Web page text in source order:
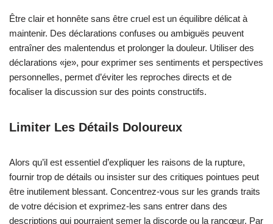
Être clair et honnête sans être cruel est un équilibre délicat à
maintenir. Des déclarations confuses ou ambiguës peuvent
entraîner des malentendus et prolonger la douleur. Utiliser des
déclarations «je», pour exprimer ses sentiments et perspectives
personnelles, permet d’éviter les reproches directs et de
focaliser la discussion sur des points constructifs.
Limiter Les Détails Doloureux
Alors qu’il est essentiel d’expliquer les raisons de la rupture,
fournir trop de détails ou insister sur des critiques pointues peut
être inutilement blessant. Concentrez-vous sur les grands traits
de votre décision et exprimez-les sans entrer dans des
descriptions qui pourraient semer la discorde ou la rancœur. Par